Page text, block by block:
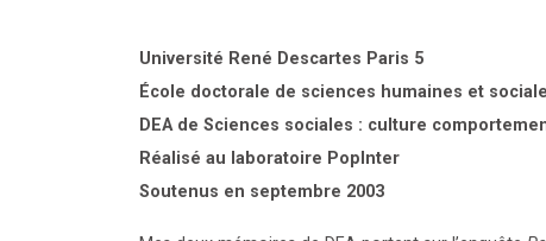
Université René Descartes Paris 5
École doctorale de sciences humaines et
DEA de Sciences sociales : culture
Réalisé au laboratoire PopInter
Soutenus en septembre 2003